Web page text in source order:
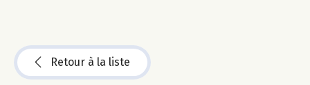
Retour à la liste